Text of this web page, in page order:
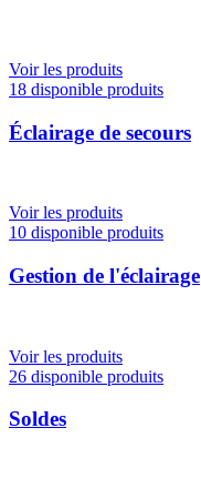
Voir les produits
18 disponible produits
Éclairage de secours
Voir les produits
10 disponible produits
Gestion de l'éclairage
Voir les produits
26 disponible produits
Soldes